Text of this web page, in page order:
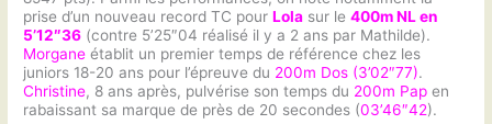
prise d’un nouveau record TC pourLola sur le400m NL en
5’12″36 (contre 5’25″04 réalisé il y a 2 ans par Mathilde).
Morgane établit un premier temps de référence chez les
juniors 18-20 ans pour l’épreuve du 200m Dos (3’02″77).
Christine, 8 ans après, pulvérise son temps du 200m Pap en
rabaissant sa marque de près de 20 secondes (03’46″42).